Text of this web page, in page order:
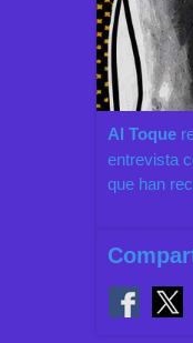
Al Toque
entrevista
que han